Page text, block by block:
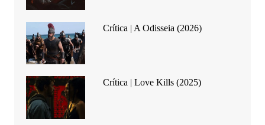
Crítica | A Odisseia (2026)
Crítica | Love Kills (2025)